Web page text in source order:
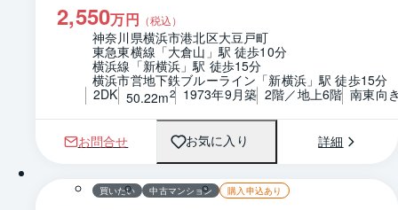
2,550万円 （税込）
神奈川県横浜市港北区大豆戸町
東急東横線「大倉山」駅 徒歩10分
横浜線「新横浜」駅 徒歩15分
横浜市営地下鉄ブルーライン「新横浜」駅 徒歩15分
2DK 50.22m2 1973年9月築 2階／地上6階 南東向
お問合せ お気に入り 詳細
1 / 0 間取り
買いたい 中古マンション 購入申込あり